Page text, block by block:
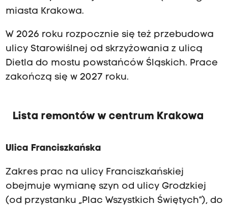
miasta Krakowa.
W 2026 roku rozpocznie się też przebudowa
ulicy Starowiślnej od skrzyżowania z ulicą
Dietla do mostu powstańców Śląskich. Prace
zakończą się w 2027 roku.
Lista remontów w centrum Krakowa
Ulica Franciszkańska
Zakres prac na ulicy Franciszkańskiej
obejmuje wymianę szyn od ulicy Grodzkiej
(od przystanku „Plac Wszystkich Świętych”), do